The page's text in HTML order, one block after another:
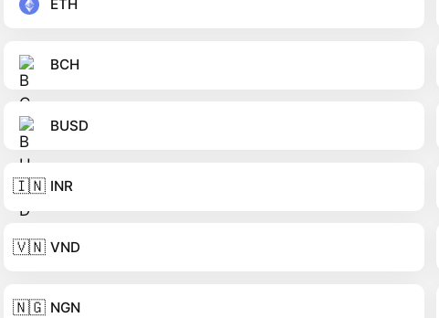
ETH
BCH
BUSD
🇮🇳 INR
🇻🇳 VND
🇳🇬 NGN